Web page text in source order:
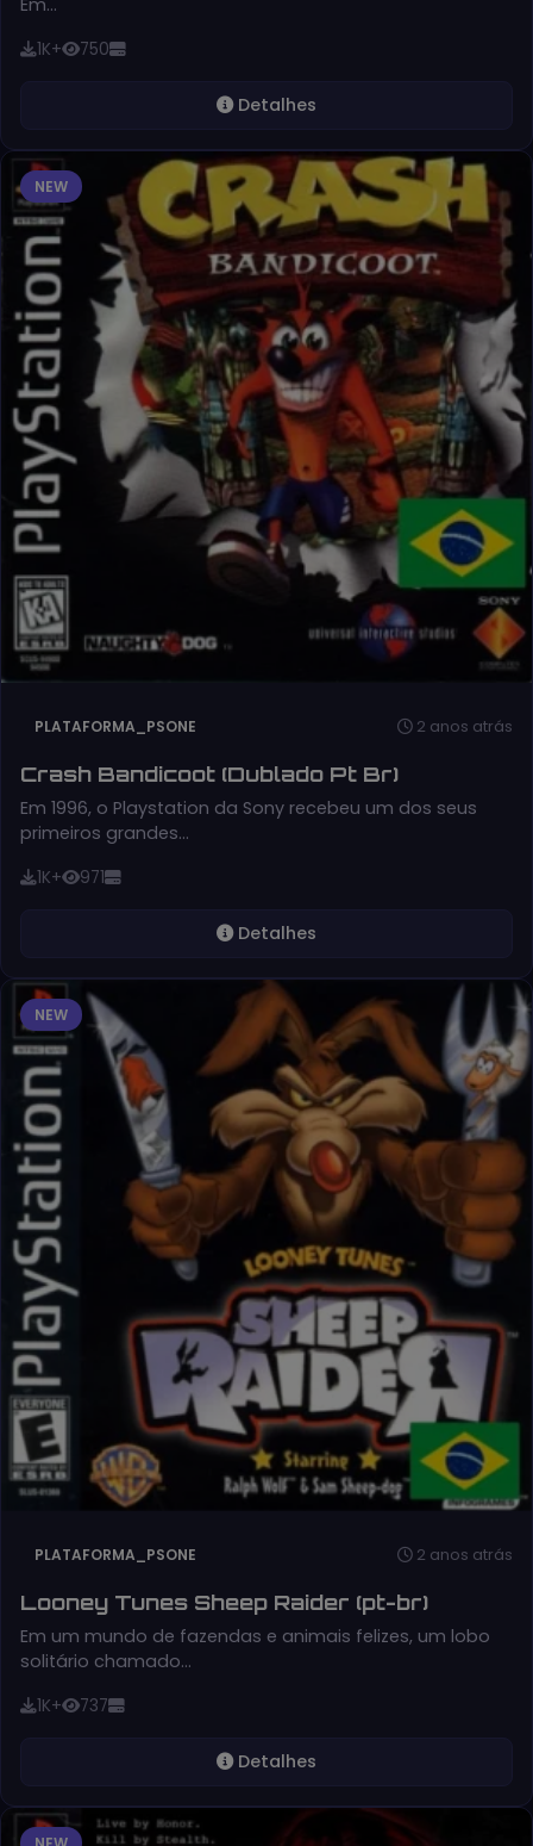
Em…
1K+ 750
Detalhes
NEW
PLATAFORMA_PSONE 2 anos atrás
Crash Bandicoot (Dublado Pt Br)
Em 1996, o Playstation da Sony recebeu um dos seus
primeiros grandes…
1K+ 971
Detalhes
NEW
PLATAFORMA_PSONE 2 anos atrás
Looney Tunes Sheep Raider (pt-br)
Em um mundo de fazendas e animais felizes, um lobo
solitário chamado…
1K+ 737
Detalhes